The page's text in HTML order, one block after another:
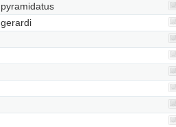
pyramidatus
gerardi